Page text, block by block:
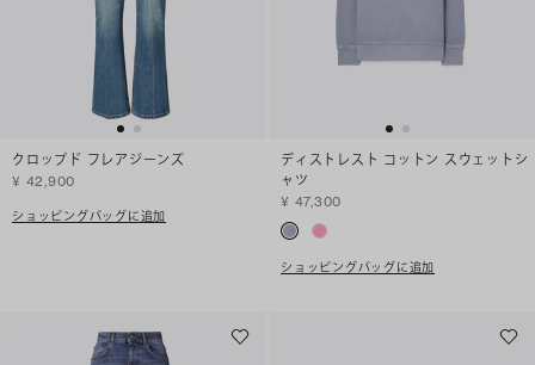
クロップド フレアジーンズ
¥ 42,900
ショッピングバッグに追加
ディストレスト コットン スウェットシ
ャツ
¥ 47,300
ショッピングバッグに追加